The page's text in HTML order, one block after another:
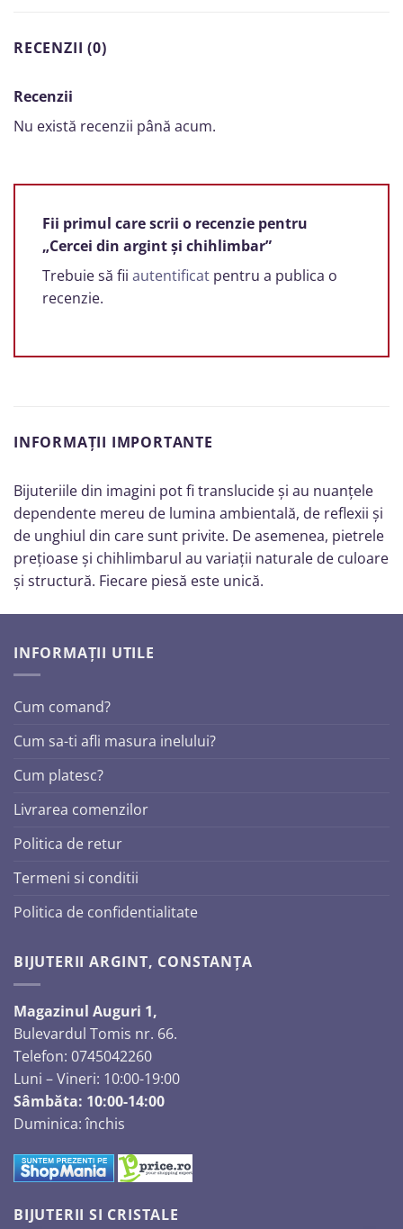
RECENZII (0)
Recenzii
Nu există recenzii până acum.
Fii primul care scrii o recenzie pentru
„Cercei din argint și chihlimbar”
Trebuie să fii autentificat pentru a publica o
recenzie.
INFORMAȚII IMPORTANTE
Bijuteriile din imagini pot fi translucide și au nuanțele
dependente mereu de lumina ambientală, de reflexii și
de unghiul din care sunt privite. De asemenea, pietrele
prețioase și chihlimbarul au variații naturale de culoare
și structură. Fiecare piesă este unică.
INFORMAȚII UTILE
Cum comand?
Cum sa-ti afli masura inelului?
Cum platesc?
Livrarea comenzilor
Politica de retur
Termeni si conditii
Politica de confidentialitate
BIJUTERII ARGINT, CONSTANȚA
Magazinul Auguri 1,
Bulevardul Tomis nr. 66.
Telefon: 0745042260
Luni – Vineri: 10:00-19:00
Sâmbăta: 10:00-14:00
Duminica: închis
BIJUTERII SI CRISTALE